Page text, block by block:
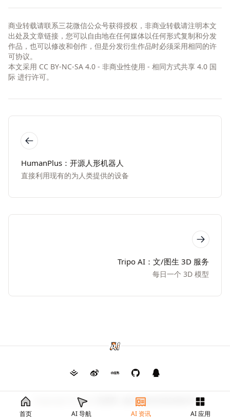
商业转载请联系三花微信公众号获得授权，非商业转载请注明本文
出处及文章链接，您可以自由地在任何媒体以任何形式复制和分发
作品，也可以修改和创作，但是分发衍生作品时必须采用相同的许
可协议。
本文采用 CC BY-NC-SA 4.0 - 非商业性使用 - 相同方式共享 4.0 国
际 进行许可。
HumanPlus：开源人形机器人
直接利用现有的为人类提供的设备
Tripo AI：文/图生 3D 服务
每日一个 3D 模型
首页 AI 导航 AI 资讯 AI 应用
Copyright © 2026 渝ICP备2024026682号